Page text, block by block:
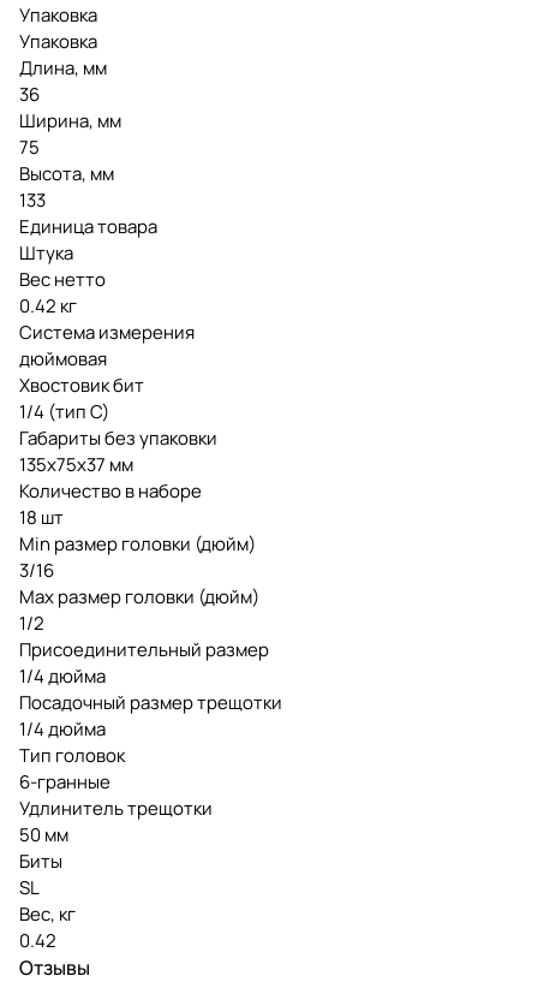
Упаковка
Упаковка
Длина, мм
36
Ширина, мм
75
Высота, мм
133
Единица товара
Штука
Вес нетто
0.42 кг
Система измерения
дюймовая
Хвостовик бит
1/4 (тип С)
Габариты без упаковки
135x75x37 мм
Количество в наборе
18 шт
Min размер головки (дюйм)
3/16
Max размер головки (дюйм)
1/2
Присоединительный размер
1/4 дюйма
Посадочный размер трещотки
1/4 дюйма
Тип головок
6-гранные
Удлинитель трещотки
50 мм
Биты
SL
Вес, кг
0.42
Отзывы